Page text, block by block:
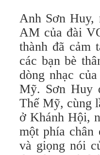
Anh Sơn Huy,
AM của đài
thành đã cảm
các bạn bè
dòng nhạc
Mỹ. Sơn Huy
Thế Mỹ, cùng
ở Khánh Hội,
một phía
và giọng nói